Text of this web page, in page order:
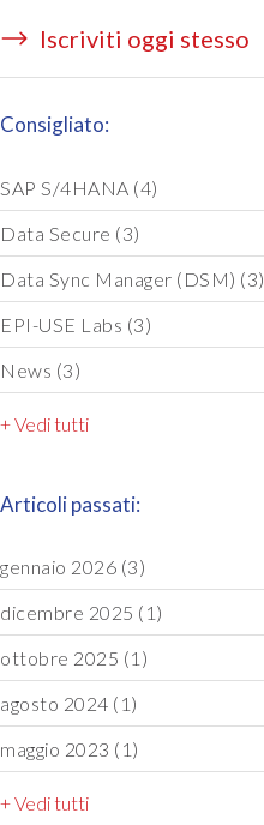
Iscriviti oggi stesso
Consigliato:
SAP S/4HANA (4)
Data Secure (3)
Data Sync Manager (DSM) (3)
EPI-USE Labs (3)
News (3)
+ Vedi tutti
Articoli passati:
gennaio 2026 (3)
dicembre 2025 (1)
ottobre 2025 (1)
agosto 2024 (1)
maggio 2023 (1)
+ Vedi tutti